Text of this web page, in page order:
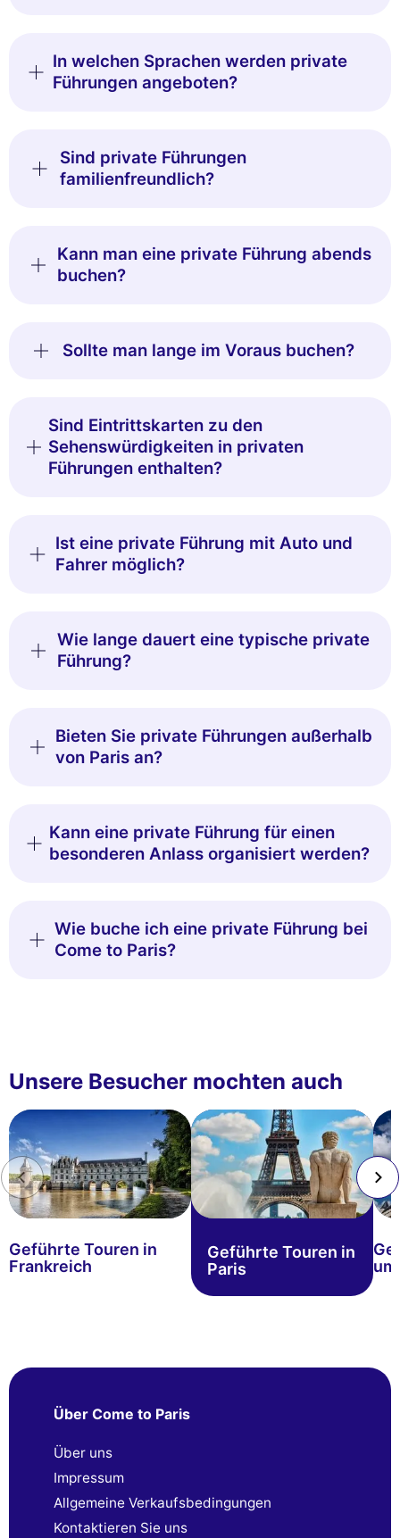
In welchen Sprachen werden private
Führungen angeboten?
Sind private Führungen
familienfreundlich?
Kann man eine private Führung abends
buchen?
Sollte man lange im Voraus buchen?
Sind Eintrittskarten zu den
Sehenswürdigkeiten in privaten
Führungen enthalten?
Ist eine private Führung mit Auto und
Fahrer möglich?
Wie lange dauert eine typische private
Führung?
Bieten Sie private Führungen außerhalb
von Paris an?
Kann eine private Führung für einen
besonderen Anlass organisiert werden?
Wie buche ich eine private Führung bei
Come to Paris?
Unsere Besucher mochten auch
Geführte Touren in
Frankreich
Geführte Touren in
Paris
Über Come to Paris
Über uns
Impressum
Allgemeine Verkaufsbedingungen
Kontaktieren Sie uns